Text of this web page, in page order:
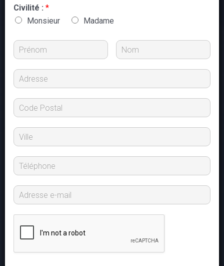
Civilité : *
Monsieur
Madame